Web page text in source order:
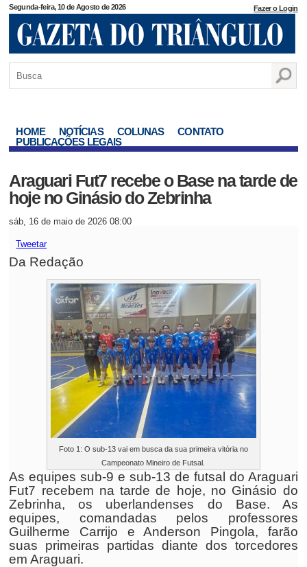
Segunda-feira, 10 de Agosto de 2026 Fazer o Login
HOME NOTÍCIAS COLUNAS
CONTATO
PUBLICAÇÕES LEGAIS
Araguari Fut7 recebe o Base na tarde de
hoje no Ginásio do Zebrinha
sáb, 16 de maio de 2026 08:00
Tweetar
Da Redação
Foto 1: O sub-13 vai em busca da sua primeira vitória no
Campeonato Mineiro de Futsal.
As equipes sub-9 e sub-13 de futsal do Araguari
Fut7 recebem na tarde de hoje, no Ginásio do
Zebrinha, os uberlandenses do Base. As
equipes, comandadas pelos professores
Guilherme Carrijo e Anderson Pingola, farão
suas primeiras partidas diante dos torcedores
em Araguari.